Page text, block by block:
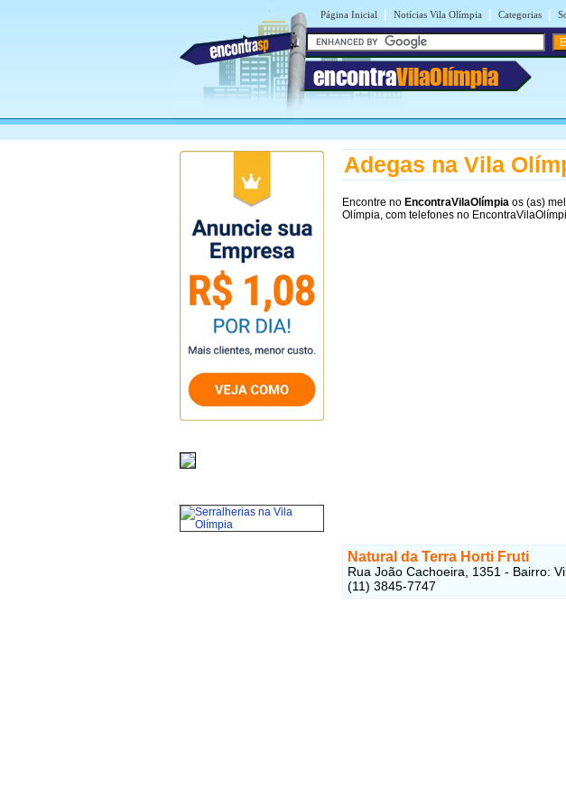
Página Inicial | Notícias Vila Olímpia | Categorias |
encontraVilaOlímpia
Adegas na Vila
Encontre no EncontraVilaOlímpia os (as)
Olímpia, com telefones no
Natural da Terra Horti Fruti
Rua João Cachoeira, 1351 - Bairro:
(11) 3845-7747